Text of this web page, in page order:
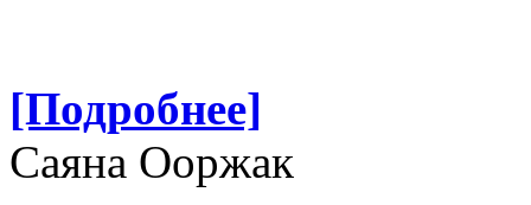
[Подробнее]
Саяна Ооржак